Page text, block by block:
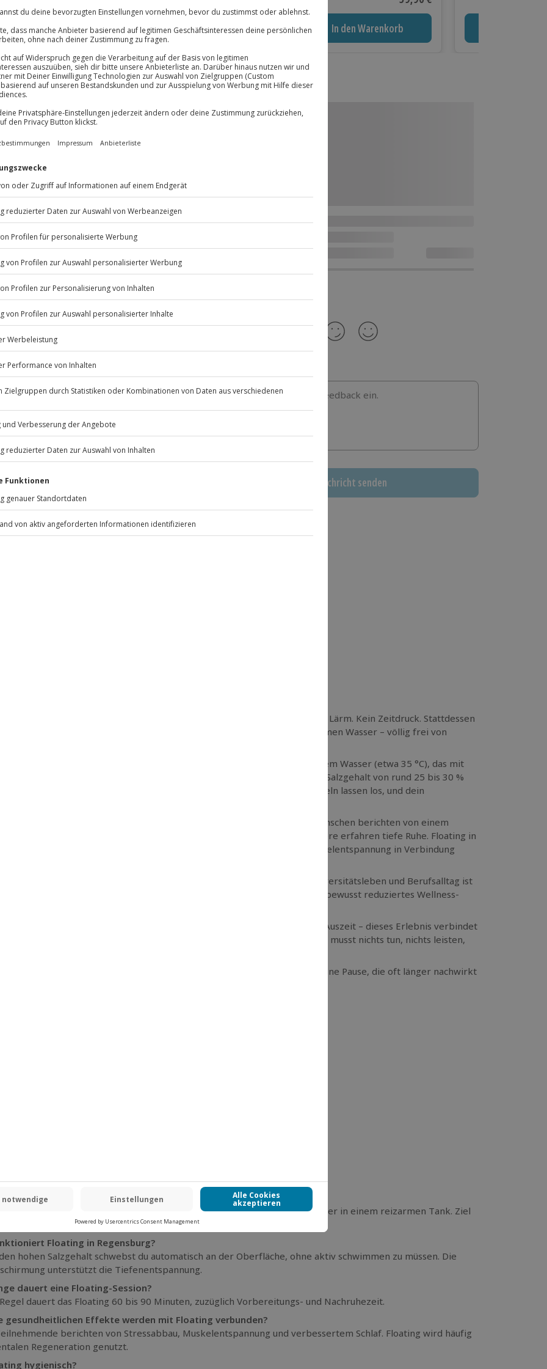
In den Warenkorb In den Warenkorb
europäischen Ländern
In den Warenkorb
bist du mit diesen
wir etwas besser machen?
zum Beispiel Filter oder etwas anderes, das
Bitte gib hier dein Feedback ein.
Nachricht senden
findest du in unserer
in Regensburg bedeutet: 60 bis 90 Minuten nur für dich. Kein Handy. Kein Lärm. Kein Zeitdruck. Stattdessen
du dich schwerelos auf einer hochkonzentrierten Salzwasserlösung im warmen Wasser – völlig frei von
speziellen Floating-Tank oder Floating-Becken liegst du in körperwarmem Wasser (etwa 35 °C), das mit
Salz – auch Magnesiumsulfat genannt – angereichert ist. Durch den hohen Salzgehalt von rund 25 bis 30 %
du mühelos an der Oberfläche. Dein Körper entspannt sich, deine Muskeln lassen los, und dein
visuelle und akustische Reize reduziert dein Gehirn seine Aktivität. Viele Menschen berichten von einem
zwischen Wachsein und Traum. Manche erleben meditative Klarheit, andere erfahren tiefe Ruhe. Floating in
wird daher häufig mit Stressabbau, mentaler Regeneration und Muskelentspannung in Verbindung
in einer lebendigen Stadt wie Regensburg mit historischem Zentrum, Universitätsleben und Berufsalltag ist
ein kraftvoller Gegenpol. Es ist kein klassischer Spa-Besuch, sondern ein bewusst reduziertes Wellness-
Floating-Gutschein für Regensburg, als Geschenkidee oder als persönliche Auszeit – dieses Erlebnis verbindet
untersuchte Entspannungsprinzipien mit modernem Komfort. Du musst nichts tun, nichts leisten,
darin liegt die Kraft: absolute Reizreduzierung, Schwerelosigkeit und eine Pause, die oft länger nachwirkt
Fragen zu Floating in Regensburg
Floating genau?
ist das schwerelose Treiben auf stark salzhaltigem, körperwarmem Wasser in einem reizarmen Tank. Ziel
körperliche und mentale Entspannung.
Floating in Regensburg?
hohen Salzgehalt schwebst du automatisch an der Oberfläche, ohne aktiv schwimmen zu müssen. Die
unterstützt die Tiefenentspannung.
dauert eine Floating-Session?
dauert das Floating 60 bis 90 Minuten, zuzüglich Vorbereitungs- und Nachruhezeit.
gesundheitlichen Effekte werden mit Floating verbunden?
berichten von Stressabbau, Muskelentspannung und verbessertem Schlaf. Floating wird häufig
Regeneration genutzt.
hygienisch?